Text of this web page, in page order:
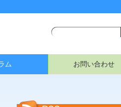
ム お問い合わせ